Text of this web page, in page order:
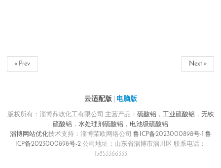
« Prev Next »
云适配版 电脑版
版权所有：淄博鼎岐化工有限公司 主营产品： 硫酸铝 ， 工业硫酸铝 ， 无铁
硫酸铝 ， 水处理剂硫酸铝 ， 电池级硫酸铝
淄博网站优化技术支持：淄博荣欧网络公司 鲁ICP备2023000898号-1 鲁
ICP备2023000898号-2 公司地址：山东省淄博市淄川区 联系电话：
15853366333